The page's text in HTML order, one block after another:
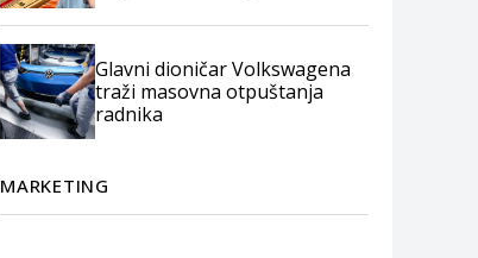
Glavni dioničar Volkswagena
traži masovna otpuštanja
radnika
MARKETING